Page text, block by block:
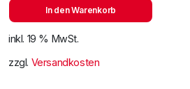
In den Warenkorb
inkl. 19 % MwSt.
zzgl. Versandkosten